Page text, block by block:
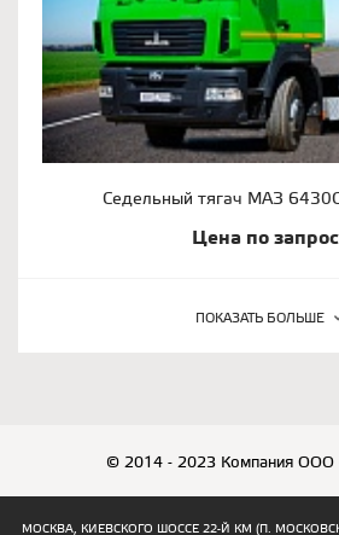
Седельный тягач МАЗ
Цена по
ПОКАЗАТЬ БОЛЬШЕ
© 2014 - 2023 Компания ООО
МОСКВА, КИЕВСКОГО ШОССЕ 22-Й КМ (П.